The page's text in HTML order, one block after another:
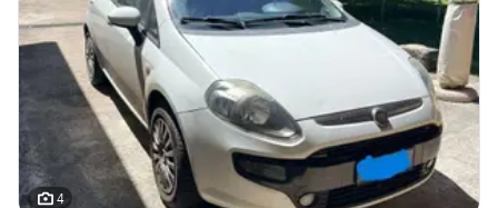
4